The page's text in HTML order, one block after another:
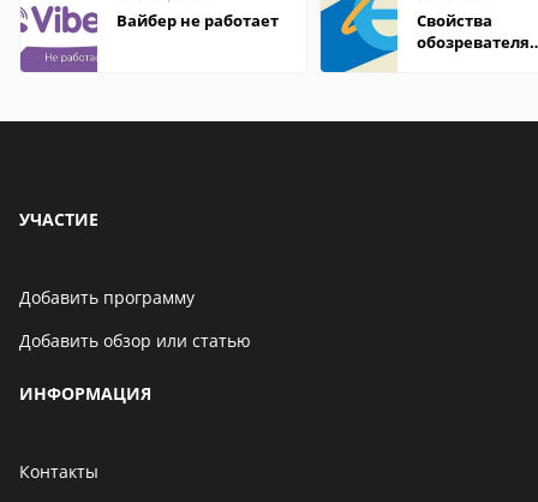
Вайбер не работает
Свойства
обозревателя
УЧАСТИЕ
Добавить программу
Добавить обзор или статью
ИНФОРМАЦИЯ
Контакты